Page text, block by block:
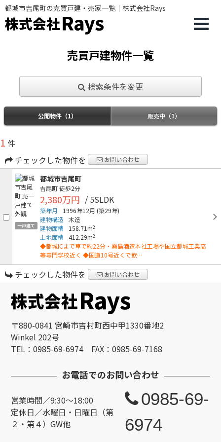
都城市吉尾町の売買戸建・売家一覧｜株式会社Rays
売買戸建物件一覧
検索条件を変更
公開物件（1） 販売中（1）
1 件
チェックした物件を
お問い合わせ
一戸建て
都城市吉尾町
吉尾町徒歩2分
2,380万円 / 5SLDK
築年月 1996年12月 (築29年)
建物構造 木造
建物面積
158.71m2
土地面積 412.29m2
◆都城ICまで車で約22分・霧島酒造本社工場や国立都城工業高
等専門学校近く ◆国道10号近くで飲…
チェックした物件を お問い合わせ
〒880-0841 宮崎市吉村町西中甲1330番地2
Winkel 202号
TEL：0985-69-6974 FAX：0985-69-7168
お電話でのお問い合わせ
営業時間／9:30～18:00
定休日／水曜日・日曜日（第
２・第４）GW他
0985-69-
6974